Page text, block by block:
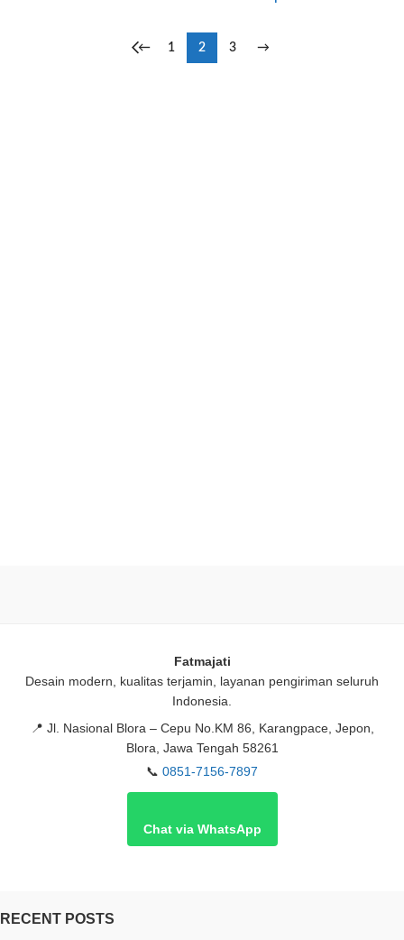
← 1 2 3 →
Fatmajati
Desain modern, kualitas terjamin, layanan pengiriman seluruh
Indonesia.
📍 Jl. Nasional Blora – Cepu No.KM 86, Karangpace, Jepon,
Blora, Jawa Tengah 58261
📞 0851-7156-7897
Chat via WhatsApp
RECENT POSTS